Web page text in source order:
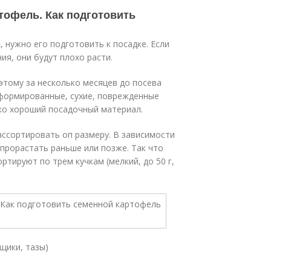
Как подготовить
его подготовить к посадке. Если
они будут плохо расти.
за несколько месяцев до посева
сухие, поврежденные
хороший посадочный материал.
оп размеру. В зависимости
раньше или позже. Так что
по трем кучкам (мелкий, до 50 г,
тазы)